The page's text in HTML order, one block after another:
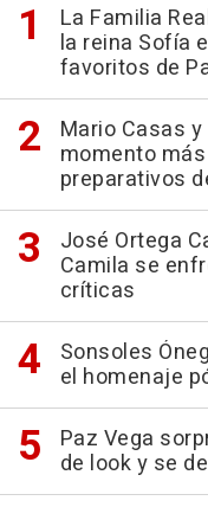
La Familia
la reina Sofía
favoritos de
Mario Casas
momento
preparativos
José Ortega
Camila se
críticas
Sonsoles
el homenaje
Paz Vega
de look y se